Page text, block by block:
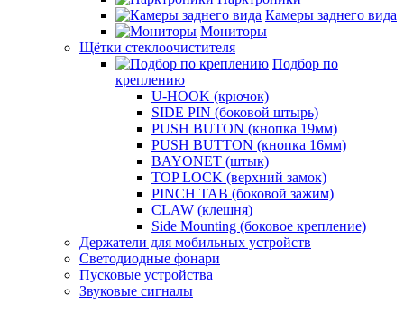
Камеры заднего вида
Мониторы
Щётки стеклоочистителя
Подбор по
креплению
U-HOOK (крючок)
SIDE PIN (боковой штырь)
PUSH BUTON (кнопка 19мм)
PUSH BUTTON (кнопка 16мм)
BAYONET (штык)
TOP LOCK (верхний замок)
PINCH TAB (боковой зажим)
CLAW (клешня)
Side Mounting (боковое крепление)
Держатели для мобильных устройств
Светодиодные фонари
Пусковые устройства
Звуковые сигналы